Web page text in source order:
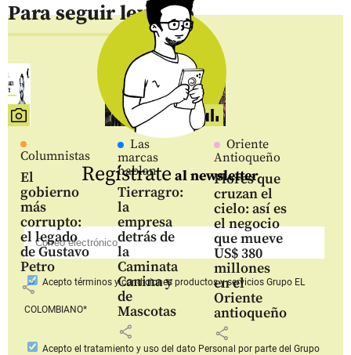
Para seguir leyendo
Columnistas
El
gobierno
más
corrupto:
el legado
de Gustavo
Petro
share
Las
marcas
hablan
Tierragro:
la
empresa
detrás de
la
Caminata
Canina y
de
Mascotas
share
Oriente
Antioqueño
Flores que
cruzan el
cielo: así es
el negocio
que mueve
US$ 380
millones
en el
Oriente
antioqueño
share
Regístrate al newsletter
Aceptotérminos y condiciones productos y serviciosGrupo EL
COLOMBIANO*
Acepto el tratamiento y uso del dato Personal por parte del Grupo